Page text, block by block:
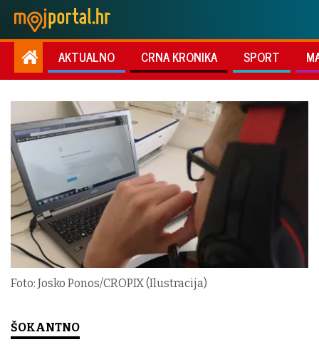
AKTUALNO CRNA KRONIKA SPORT
Foto: Josko Ponos/CROPIX (Ilustracija)
ŠOKANTNO